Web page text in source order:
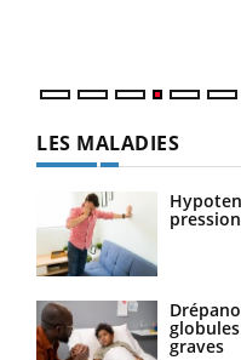
LES MALADIES
graves